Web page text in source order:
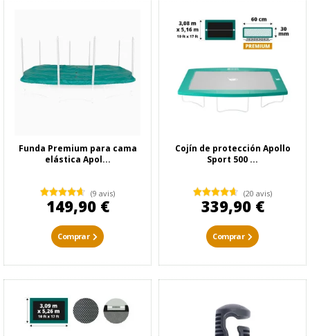
Funda Premium para cama
elástica Apol...
(9 avis)
149,90 €
Comprar
Cojín de protección Apollo
Sport 500 ...
(20 avis)
339,90 €
Comprar